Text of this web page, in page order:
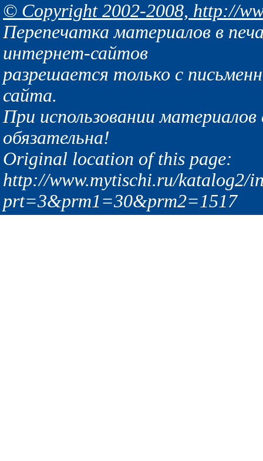
© Copyright 2002-2008, http://
Перепечатка материалов в
интернет-сайтов
разрешается только с
сайта.
При использовании
обязательна!
Original location of this page:
http://www.mytischi.ru/katalog2/
prt=3&prm1=30&prm2=1517